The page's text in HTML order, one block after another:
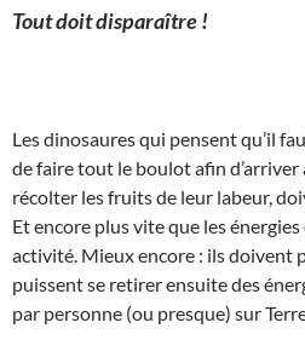
Tout doit disparaître !
Les dinosaures qui pensent qu’il
de faire tout le boulot afin
récolter les fruits de leur labeur,
Et encore plus vite que les
activité. Mieux encore : ils doivent
puissent se retirer ensuite des
par personne (ou presque) sur